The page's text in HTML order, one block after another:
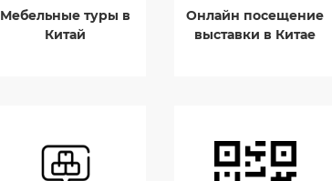
Мебельные туры в
Китай
Онлайн посещение
выставки в Китае